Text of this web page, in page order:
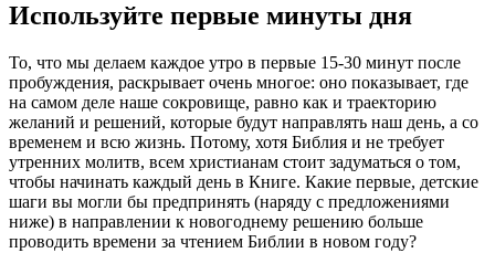
Используйте первые минуты дня
То, что мы делаем каждое утро в первые 15-30 минут после
пробуждения, раскрывает очень многое: оно показывает, где
на самом деле наше сокровище, равно как и траекторию
желаний и решений, которые будут направлять наш день, а со
временем и всю жизнь. Потому, хотя Библия и не требует
утренних молитв, всем христианам стоит задуматься о том,
чтобы начинать каждый день в Книге. Какие первые, детские
шаги вы могли бы предпринять (наряду с предложениями
ниже) в направлении к новогоднему решению больше
проводить времени за чтением Библии в новом году?